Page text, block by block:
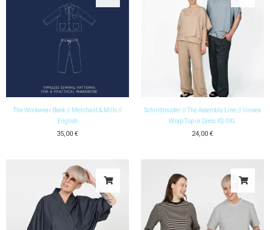
The Workwear Book // Merchant & Mills //
English
35,00 €
Schnittmuster // The Assembly Line // Unisex
Wrap Top or Dress XS-3XL
24,00 €